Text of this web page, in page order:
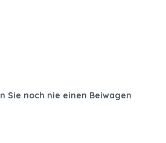
Sie noch nie einen Beiwagen